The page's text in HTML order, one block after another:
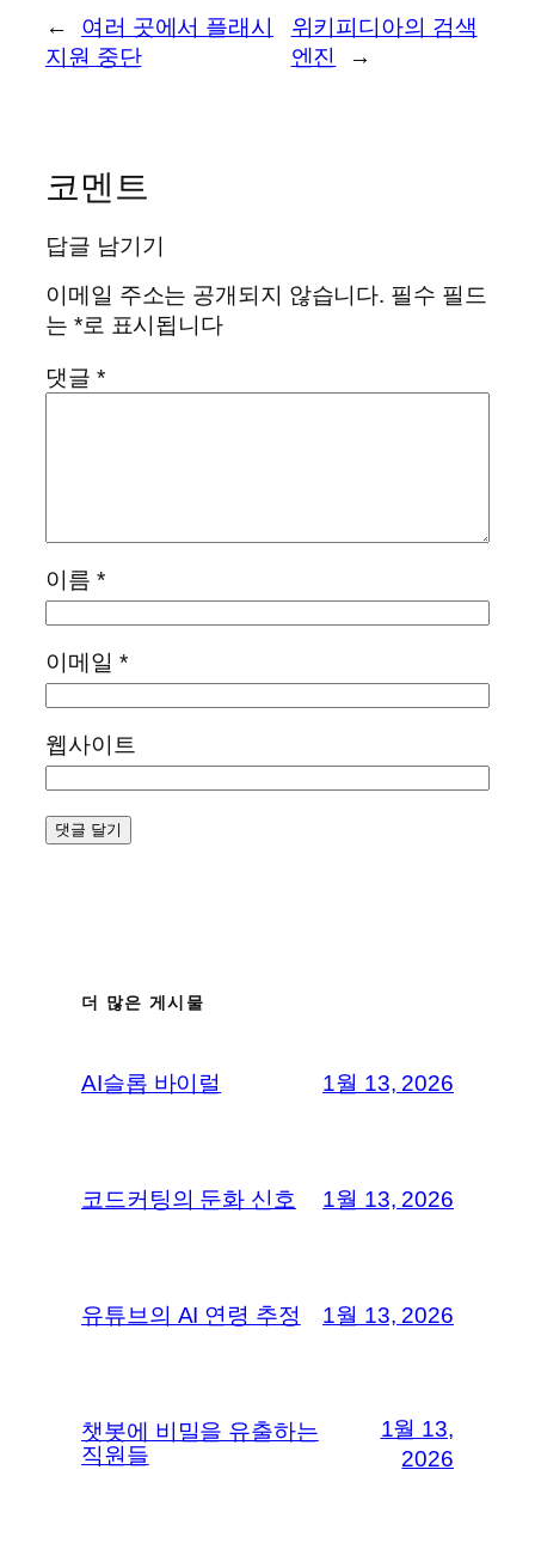
←
여러 곳에서 플래시
지원 중단
위키피디아의 검색
엔진
→
코멘트
답글 남기기
이메일 주소는 공개되지 않습니다. 필수 필드
는 *로 표시됩니다
댓글 *
이름 *
이메일 *
웹사이트
더 많은 게시물
AI슬롭 바이럴 1월 13, 2026
코드커팅의 둔화 신호 1월 13, 2026
유튜브의 AI 연령 추정 1월 13, 2026
챗봇에 비밀을 유출하는
직원들
1월 13,
2026